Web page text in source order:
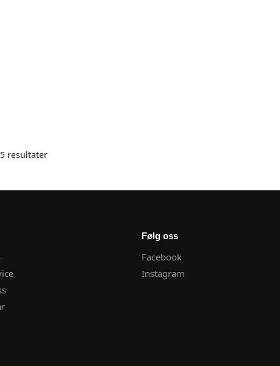
resultater
Følg oss
Facebook
Instagram